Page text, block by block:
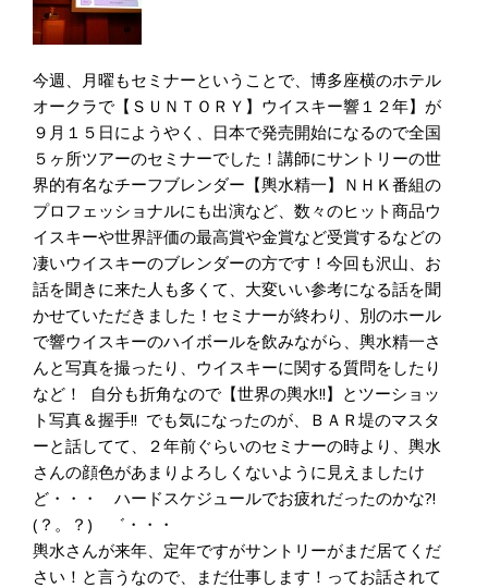
今週、月曜もセミナーということで、博多座横のホテル
オークラで【ＳＵＮＴＯＲＹ】ウイスキー響１２年】が
９月１５日にようやく、日本で発売開始になるので全国
５ヶ所ツアーのセミナーでした！講師にサントリーの世
界的有名なチーフブレンダー【輿水精一】ＮＨＫ番組の
プロフェッショナルにも出演など、数々のヒット商品ウ
イスキーや世界評価の最高賞や金賞など受賞するなどの
凄いウイスキーのブレンダーの方です！今回も沢山、お
話を聞きに来た人も多くて、大変いい参考になる話を聞
かせていただきました！セミナーが終わり、別のホール
で響ウイスキーのハイボールを飲みながら、輿水精一さ
んと写真を撮ったり、ウイスキーに関する質問をしたり
など！ 自分も折角なので【世界の輿水!!】とツーショッ
ト写真＆握手!! でも気になったのが、ＢＡＲ堤のマスタ
ーと話してて、２年前ぐらいのセミナーの時より、輿水
さんの顔色があまりよろしくないように見えましたけ
ど・・・ ハードスケジュールでお疲れだったのかな?!
(？。？)ゞ゛・・・
輿水さんが来年、定年ですがサントリーがまだ居てくだ
さい！と言うなので、まだ仕事します！ってお話されて